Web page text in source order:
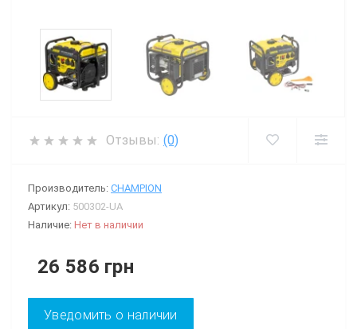
Отзывы: (0)
Производитель: CHAMPION
Артикул: 500302-UA
Наличие: Нет в наличии
26 586 грн
Уведомить о наличии